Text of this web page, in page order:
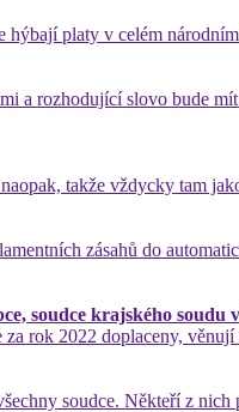
hýbají platy v celém
a rozhodující slovo bude
takže vždycky tam
zásahů do
soudce krajského soudu
rok 2022 doplaceny,
soudce. Někteří z